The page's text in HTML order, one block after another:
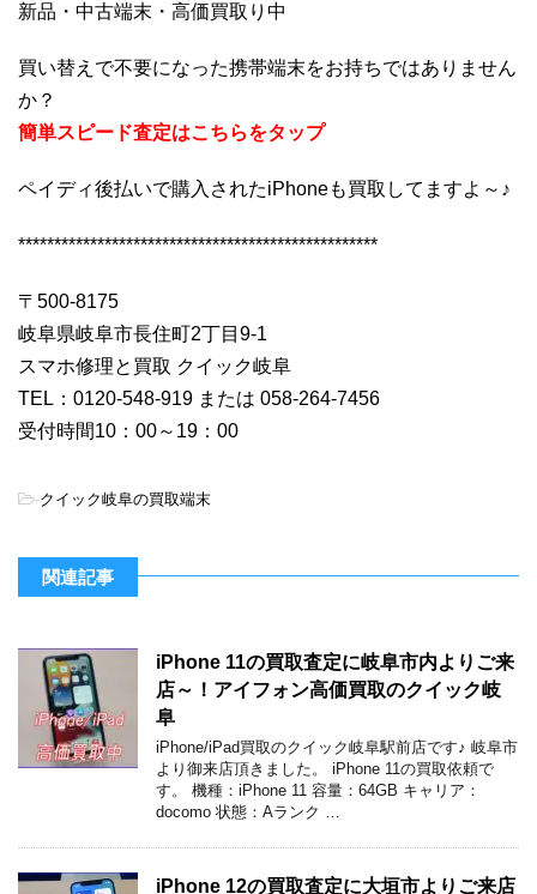
新品・中古端末・高価買取り中
買い替えで不要になった携帯端末をお持ちではありません
か？
簡単スピード査定はこちらをタップ
ペイディ後払いで購入されたiPhoneも買取してますよ～♪
**************************************************
〒500-8175
岐阜県岐阜市長住町2丁目9-1
スマホ修理と買取 クイック岐阜
TEL：0120-548-919 または 058-264-7456
受付時間10：00～19：00
-クイック岐阜の買取端末
関連記事
iPhone 11の買取査定に岐阜市内よりご来
店～！アイフォン高価買取のクイック岐
阜
iPhone/iPad買取のクイック岐阜駅前店です♪ 岐阜市
より御来店頂きました。 iPhone 11の買取依頼で
す。 機種：iPhone 11 容量：64GB キャリア：
docomo 状態：Aランク …
iPhone 12の買取査定に大垣市よりご来店